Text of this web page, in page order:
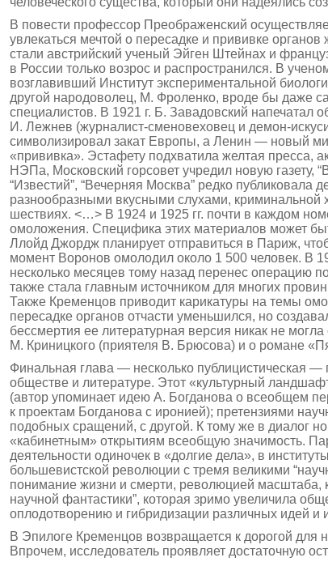
В повести профессор Преображенский
увлекаться мечтой о пересадке и прививке
стали австрийский ученый Эйген Штейнах и
в России только возрос и распространился. В
возглавивший Институт экспериментальной
другой народоволец, М. Фроленко, вроде бы даже
специалистов. В 1921 г. Б. Завадовский
И. Лежнев (журналист-сменовеховец и демон-
символизировал закат Европы, а Ленин — новый
«прививка». Эстафету подхватила желтая пресса,
НЭПа, Московский горсовет учредил новую газету,
“Известий”, “Вечерняя Москва” редко
разнообразными вкусными слухами,
шествиях. <…> В 1924 и 1925 гг. почти в каждом
омоложения. Специфика этих материалов может
Ллойд Джордж планирует отправиться в Париж,
момент Воронов омолодил около 1 500 человек. В
несколько месяцев тому назад перенес операцию
также стала главным источником для многих
Также Кременцов приводит карикатуры на темы
пересадке органов отчасти уменьшился, но
бессмертия ее литературная версия никак не
М. Криницкого (приятеля В. Брюсова) и о романе
Финальная глава — несколько публицистическая
обществе и литературе. Этот «культурный
(автор упоминает идею А. Богданова о всеобщем
к проектам Богданова с иронией); претензиями
подобных сращений, с другой. К тому же в диалог
«кабинетным» открытиям всеобщую значимость.
деятельности одиночек в «долгие дела», в
большевистской революции с тремя великими
понимание жизни и смерти, революцией масшта­ба,
научной фантастики”, которая зри­мо увеличила
оплодотворению и гибри­дизации различных идей
В Эпилоге Кременцов возвращается к дорогой для
Впрочем, исследователь проявляет достаточную